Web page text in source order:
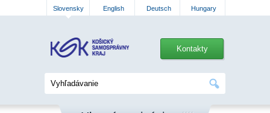
Slovensky English Deutsch Hungary
Kontakty